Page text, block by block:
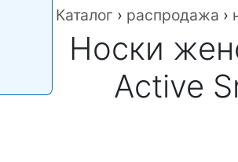
Каталог › распродажа ›
Носки
Active